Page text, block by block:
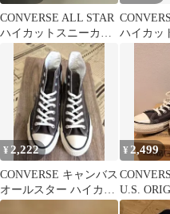
CONVERSE ALL STAR
ハイカットスニーカー
レッド
ハイカッ
¥ 2,222
CONVERSE キャンバス
オールスター ハイカッ
ト ダークブラウン 25
¥ 2,499
U.S.
ウン)